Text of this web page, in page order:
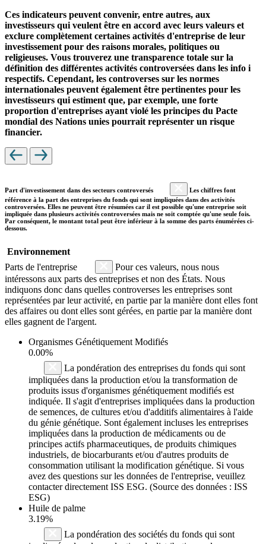
Ces indicateurs peuvent convenir, entre autres, aux
investisseurs qui veulent être en accord avec leurs valeurs et
exclure complètement certaines activités d'entreprise de leur
investissement pour des raisons morales, politiques ou
religieuses. Vous trouverez une transparence totale sur la
définition des différentes activités controversées dans les info i
respectifs. Cependant, les controverses sur les normes
internationales peuvent également être pertinentes pour les
investisseurs qui estiment que, par exemple, une forte
proportion d'entreprises ayant violé les principes du Pacte
mondial des Nations unies pourrait représenter un risque
financier.
Part d'investissement dans des secteurs controversés
Les chiffres font
référence à la part des entreprises du fonds qui sont impliquées dans des activités
controversées. Elles ne peuvent être résumées car il est possible qu'une entreprise soit
impliquée dans plusieurs activités controversées mais ne soit comptée qu'une seule fois.
Par conséquent, le montant total peut être inférieur à la somme des parts énumérées ci-
dessous.
Environnement
Parts de l'entreprise
Pour ces valeurs, nous nous
intéressons aux parts des entreprises et non des États. Nous
indiquons donc dans quelles controverses les entreprises sont
représentées par leur activité, en partie par la manière dont elles font
des affaires ou dont elles sont gérées, en partie par la manière dont
elles gagnent de l'argent.
Organismes Génétiquement Modifiés
0.00%
La pondération des entreprises du fonds qui sont
impliquées dans la production et/ou la transformation de
produits issus d'organismes génétiquement modifiés est
indiquée. Il s'agit d'entreprises impliquées dans la production
de semences, de cultures et/ou d'additifs alimentaires à l'aide
du génie génétique. Sont également incluses les entreprises
impliquées dans la production de médicaments ou de
principes actifs pharmaceutiques, de produits chimiques
industriels, de biocarburants et/ou d'autres produits de
consommation utilisant la modification génétique. Si vous
avez des questions sur les données de l'entreprise, veuillez
contacter directement ISS ESG. (Source des données : ISS
ESG)
Huile de palme
3.19%
La pondération des sociétés du fonds qui sont